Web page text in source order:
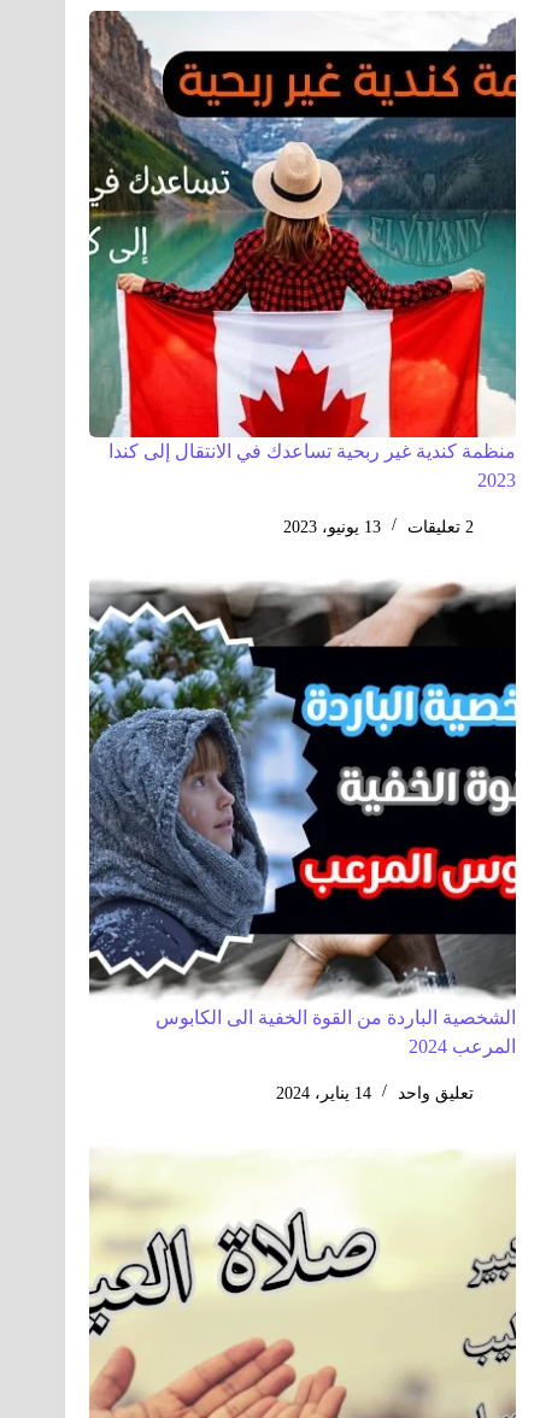
منظمة كندية غير ربحية تساعدك في الانتقال إلى كندا
2023
2 تعليقات 13 يونيو، 2023
الشخصية الباردة من القوة الخفية الى الكابوس
المرعب 2024
تعليق واحد 14 يناير، 2024